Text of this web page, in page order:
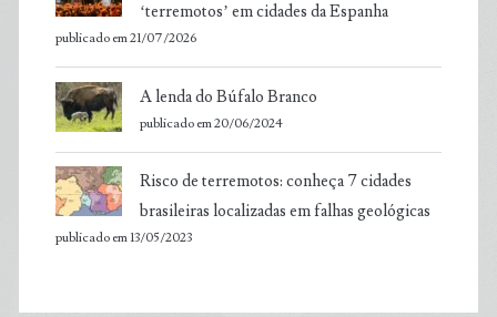
‘terremotos’ em cidades da Espanha
publicado em 21/07/2026
A lenda do Búfalo Branco
publicado em 20/06/2024
Risco de terremotos: conheça 7 cidades
brasileiras localizadas em falhas geológicas
publicado em 13/05/2023